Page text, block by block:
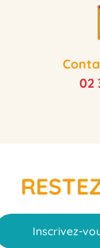
02
Inscrivez-